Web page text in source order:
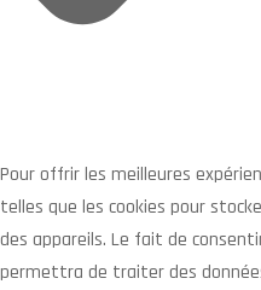
Pour offrir les meilleures
telles que les cookies pour
des appareils. Le fait de
permettra de traiter des